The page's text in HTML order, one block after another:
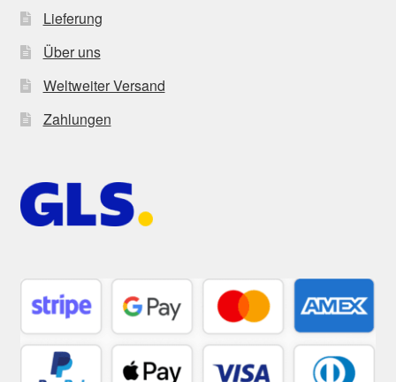
Lieferung
Über uns
Weltweiter Versand
Zahlungen